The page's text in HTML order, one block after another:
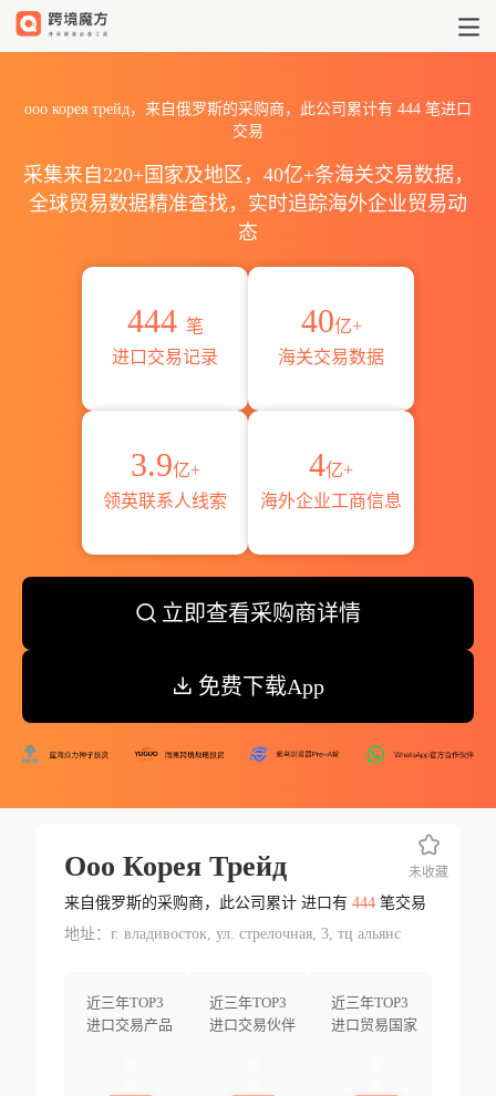
ооо корея трейд，来自俄罗斯的采购商，此公司累计有 444 笔进口
交易
采集来自220+国家及地区，40亿+条海关交易数据，
全球贸易数据精准查找，实时追踪海外企业贸易动
态
444 笔
进口交易记录
40亿+
海关交易数据
3.9亿+
领英联系人线索
4亿+
海外企业工商信息
立即查看采购商详情
免费下载App
Ооо Корея Трейд
来自俄罗斯的采购商，此公司累计 进口有 444笔交易
地址：г. владивосток, ул. стрелочная, 3, тц альянс
近三年TOP3
进口交易产品
近三年TOP3
进口交易伙伴
近三年TOP3
进口贸易国家
未收藏